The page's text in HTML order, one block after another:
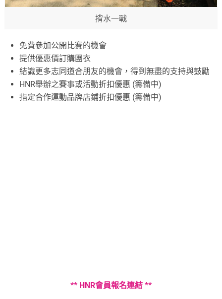
揹水一戰
免費參加公開比賽的機會
提供優惠價訂購團衣
結識更多志同道合朋友的機會，得到無盡的支持與鼓勵
HNR舉辦之賽事或活動折扣優惠 (籌備中)
指定合作運動品牌店鋪折扣優惠 (籌備中)
** HNR會員報名連結 **